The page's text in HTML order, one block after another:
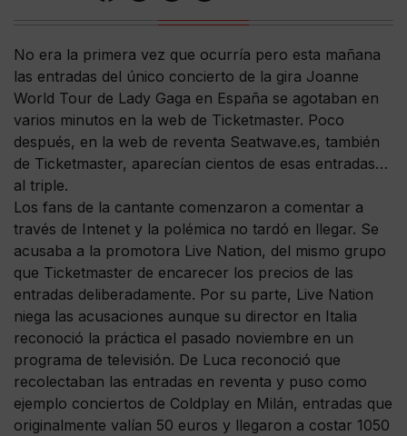
No era la primera vez que ocurría pero esta mañana
las entradas del único concierto de la gira Joanne
World Tour de Lady Gaga en España se agotaban en
varios minutos en la web de Ticketmaster. Poco
después, en la web de reventa Seatwave.es, también
de Ticketmaster, aparecían cientos de esas entradas…
al triple.
Los fans de la cantante comenzaron a comentar a
través de Intenet y la polémica no tardó en llegar. Se
acusaba a la promotora Live Nation, del mismo grupo
que Ticketmaster de encarecer los precios de las
entradas deliberadamente. Por su parte, Live Nation
niega las acusaciones aunque su director en Italia
reconoció la práctica el pasado noviembre en un
programa de televisión. De Luca reconoció que
recolectaban las entradas en reventa y puso como
ejemplo conciertos de Coldplay en Milán, entradas que
originalmente valían 50 euros y llegaron a costar 1050